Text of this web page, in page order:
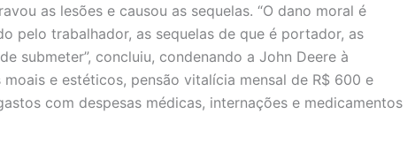
as lesões e causou as sequelas. “O dano moral é
pelo trabalhador, as sequelas de que é portador, as
submeter”, concluiu, condenando a John Deere à
e estéticos, pensão vitalícia mensal de R$ 600 e
com despesas médicas, internações e medicamentos